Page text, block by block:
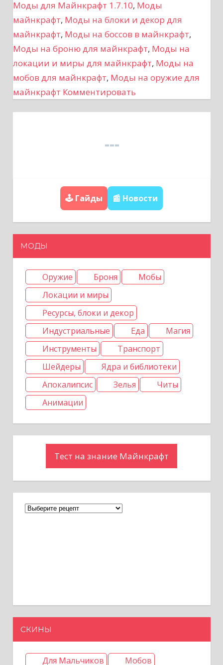
и
я
п
о
з
м
Моды для Майнкрафт 1.7.10, Моды
майнкрафт, Моды на блоки и декор для
майнкрафт, Моды на боссов в майнкрафт,
Моды на броню для майнкрафт, Моды на
локации и миры для майнкрафт, Моды на
мобов для майнкрафт, Моды на оружие для
майнкрафт Комментировать
🕹️ Гайды 📰 Новости
МОДЫ
Оружие Броня
Мобы
Локации и миры
Ресурсы, блоки и декор
Индустриальные
Еда
Магия
Инструменты
Транспорт
Шейдеры
Ядра и библиотеки
Апокалипсис
Зелья
Читы
Анимации
Тест на знание Майнкрафт
СКИНЫ
Для Мальчиков
Мобов